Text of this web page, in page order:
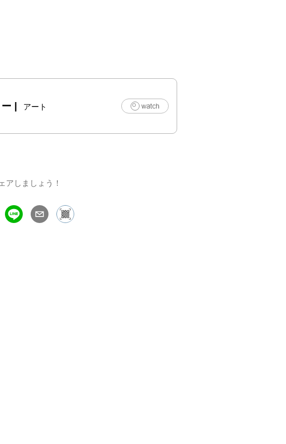
アート
アしましょう！